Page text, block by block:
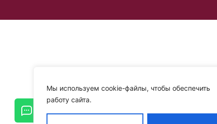
Мы используем cookie-файлы, чтобы обеспечить
работу сайта.